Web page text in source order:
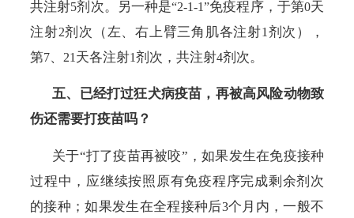
共注射5剂次。另一种是“2-1-1”免疫程序，于第0天
注射2剂次（左、右上臂三角肌各注射1 剂次），
第7、 21 天各注射1剂次，共注射4剂次。
五、已经打过狂犬病疫苗，再被高风险动物致
伤还需要打疫苗吗？
关于“打了疫苗再被咬”，如果发生在免疫接种
过程中，应继续按照原有免疫程序完成剩余剂次
的接种；如果发生在全程接种后3个月内，一般不